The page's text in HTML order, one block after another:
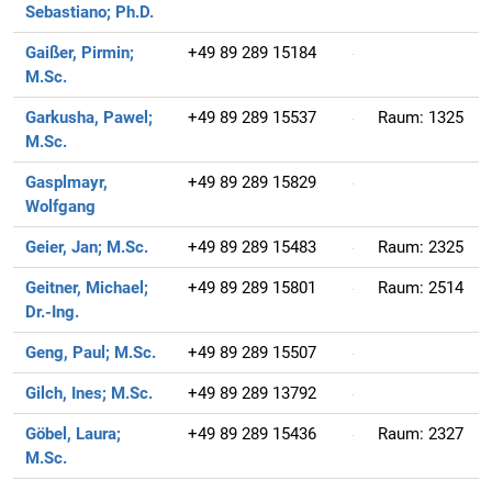
Sebastiano; Ph.D.
Gaißer, Pirmin;
M.Sc.
+49 89 289 15184
Garkusha, Pawel;
M.Sc.
+49 89 289 15537 Raum: 1325
Gasplmayr,
Wolfgang
+49 89 289 15829
Geier, Jan; M.Sc. +49 89 289 15483 Raum: 2325
Geitner, Michael;
Dr.-Ing.
+49 89 289 15801 Raum: 2514
Geng, Paul; M.Sc. +49 89 289 15507
Gilch, Ines; M.Sc. +49 89 289 13792
Göbel, Laura;
M.Sc.
+49 89 289 15436 Raum: 2327